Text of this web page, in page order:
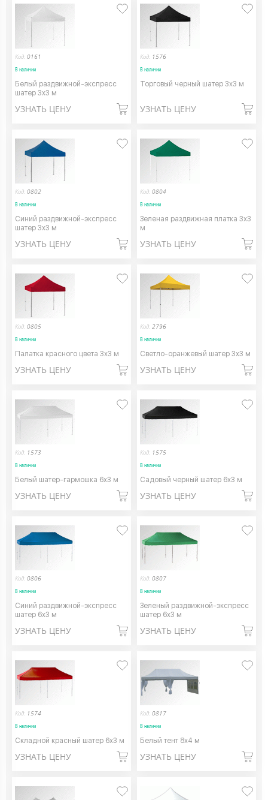
Код: 0161
В наличии
Белый раздвижной-экспресс
шатер 3х3 м
УЗНАТЬ ЦЕНУ
Код: 1576
В наличии
Торговый черный шатер 3х3 м
УЗНАТЬ ЦЕНУ
Код: 0802
В наличии
Синий раздвижной-экспресс
шатер 3х3 м
УЗНАТЬ ЦЕНУ
Код: 0804
В наличии
Зеленая раздвижная платка 3х3
м
УЗНАТЬ ЦЕНУ
Код: 0805
В наличии
Палатка красного цвета 3х3 м
УЗНАТЬ ЦЕНУ
Код: 2796
В наличии
Светло-оранжевый шатер 3х3 м
УЗНАТЬ ЦЕНУ
Код: 1573
В наличии
Белый шатер-гармошка 6х3 м
УЗНАТЬ ЦЕНУ
Код: 1575
В наличии
Садовый черный шатер 6х3 м
УЗНАТЬ ЦЕНУ
Код: 0806
В наличии
Синий раздвижной-экспресс
шатер 6х3 м
УЗНАТЬ ЦЕНУ
Код: 0807
В наличии
Зеленый раздвижной-экспресс
шатер 6х3 м
УЗНАТЬ ЦЕНУ
Код: 1574
В наличии
Складной красный шатер 6х3 м
УЗНАТЬ ЦЕНУ
Код: 0817
В наличии
Белый тент 8х4 м
УЗНАТЬ ЦЕНУ